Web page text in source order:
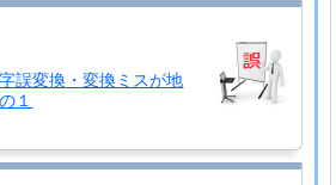
誤変換・変換ミスが地
１